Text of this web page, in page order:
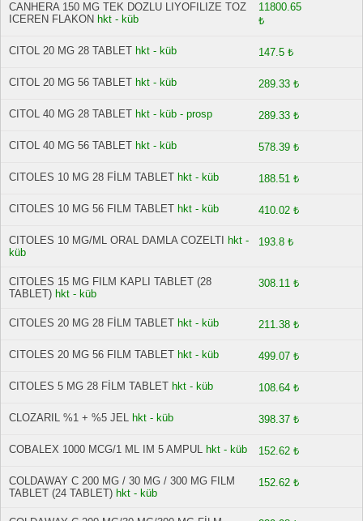
CANHERA 150 MG TEK DOZLU LIYOFILIZE TOZ
ICEREN FLAKON hkt - küb
11800.65
₺
CITOL 20 MG 28 TABLET hkt - küb 147.5 ₺
CITOL 20 MG 56 TABLET hkt - küb 289.33 ₺
CITOL 40 MG 28 TABLET hkt - küb - prosp 289.33 ₺
CITOL 40 MG 56 TABLET hkt - küb 578.39 ₺
CITOLES 10 MG 28 FİLM TABLET hkt - küb 188.51 ₺
CITOLES 10 MG 56 FILM TABLET hkt - küb 410.02 ₺
CITOLES 10 MG/ML ORAL DAMLA COZELTI
hkt -
küb
193.8 ₺
CITOLES 15 MG FILM KAPLI TABLET (28
TABLET) hkt - küb
308.11 ₺
CITOLES 20 MG 28 FİLM TABLET hkt - küb 211.38 ₺
CITOLES 20 MG 56 FILM TABLET hkt - küb 499.07 ₺
CITOLES 5 MG 28 FİLM TABLET hkt - küb 108.64 ₺
CLOZARIL %1 + %5 JEL hkt - küb 398.37 ₺
COBALEX 1000 MCG/1 ML IM 5 AMPUL hkt - küb 152.62 ₺
COLDAWAY C 200 MG / 30 MG / 300 MG FILM
TABLET (24 TABLET) hkt - küb
152.62 ₺